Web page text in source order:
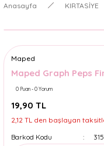
Anasayfa KIRTASİYE
Maped
Maped Graph Peps
0 Puan - 0 Yorum
19,90 TL
2,12 TL den başlayan
Barkod Kodu